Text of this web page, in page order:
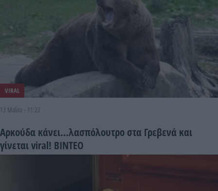
VIRAL
13 Μαΐου - 11:22
Αρκούδα κάνει…λασπόλουτρο στα Γρεβενά και
γίνεται viral! ΒΙΝΤΕΟ